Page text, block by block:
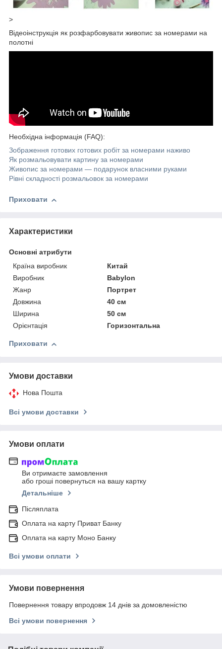
>
Відеоінструкція як розфарбовувати живопис за номерами на
полотні
Необхідна інформація (FAQ):
Зображення готових готових робіт за номерами наживо
Як розмальовувати картину за номерами
Живопис за номерами — подарунок власними руками
Рівні складності розмальовок за номерами
Приховати
Характеристики
Основні атрибути
Країна виробник
Китай
Виробник
Babylon
Жанр
Портрет
Довжина
40 см
Ширина
50 см
Орієнтація
Горизонтальна
Приховати
Умови доставки
Нова Пошта
Всі умови доставки
Умови оплати
Ви отримаєте замовлення
або гроші повернуться на вашу картку
Детальніше
Післяплата
Оплата на карту Приват Банку
Оплата на карту Моно Банку
Всі умови оплати
Умови повернення
Повернення товару впродовж 14 днів за домовленістю
Всі умови повернення